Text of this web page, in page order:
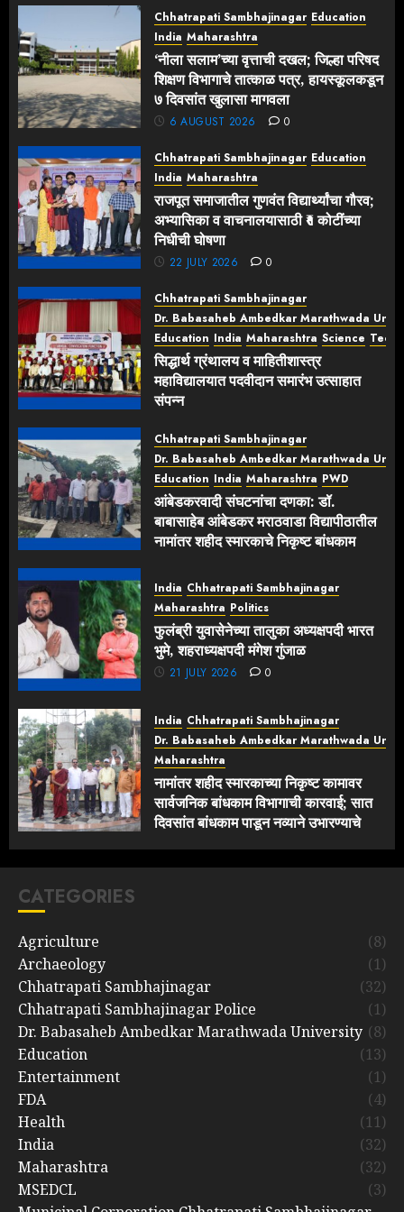
0
निधीची
घोषणा
22 JULY
2026
0
Chhatrapati Sambhajinagar Education
India Maharashtra
‘नीला सलाम’च्या वृत्ताची दखल; जिल्हा परिषद
शिक्षण विभागाचे तात्काळ पत्र, हायस्कूलकडून
७ दिवसांत खुलासा मागवला
6 AUGUST 2026 0
Chhatrapati Sambhajinagar Education
India Maharashtra
राजपूत समाजातील गुणवंत विद्यार्थ्यांचा गौरव;
अभ्यासिका व वाचनालयासाठी ₹१ कोटींच्या
निधीची घोषणा
22 JULY 2026 0
Chhatrapati Sambhajinagar
Dr. Babasaheb Ambedkar Marathwada
Education India Maharashtra Science Tech
सिद्धार्थ ग्रंथालय व माहितीशास्त्र
महाविद्यालयात पदवीदान समारंभ उत्साहात
संपन्न
Chhatrapati Sambhajinagar
Dr. Babasaheb Ambedkar Marathwada
Education India Maharashtra PWD
आंबेडकरवादी संघटनांचा दणका: डॉ.
बाबासाहेब आंबेडकर मराठवाडा विद्यापीठातील
नामांतर शहीद स्मारकाचे निकृष्ट बांधकाम
22 JULY 2026 0
India Chhatrapati Sambhajinagar
Maharashtra Politics
फुलंब्री युवासेनेच्या तालुका अध्यक्षपदी भारत
भुमे, शहराध्यक्षपदी मंगेश गुंजाळ
21 JULY 2026 0
India Chhatrapati Sambhajinagar
Dr. Babasaheb Ambedkar Marathwada
Maharashtra
नामांतर शहीद स्मारकाच्या निकृष्ट कामावर
सार्वजनिक बांधकाम विभागाची कारवाई; सात
दिवसांत बांधकाम पाडून नव्याने उभारण्याचे
21 JULY 2026 0
CATEGORIES
Agriculture
(8)
Archaeology
(1)
Chhatrapati Sambhajinagar
(32)
Chhatrapati Sambhajinagar Police
(1)
Dr. Babasaheb Ambedkar Marathwada University (8)
Education
(13)
Entertainment
(1)
FDA
(4)
Health
(11)
India
(32)
Maharashtra
(32)
MSEDCL
(3)